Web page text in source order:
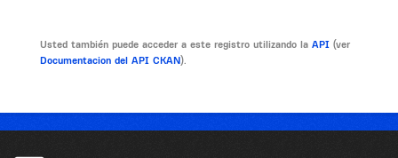
Usted también puede acceder a este registro utilizando la API (ver
Documentacion del API CKAN).